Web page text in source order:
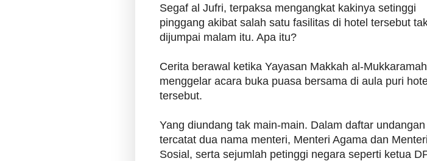
Segaf al Jufri, terpaksa mengangkat kakinya setinggi
pinggang akibat salah satu fasilitas di hotel tersebut
dijumpai malam itu. Apa itu?
Cerita berawal ketika Yayasan Makkah al-Mukkaramah
menggelar acara buka puasa bersama di aula puri
tersebut.
Yang diundang tak main-main. Dalam daftar undangan
tercatat dua nama menteri, Menteri Agama dan Menteri
Sosial, serta sejumlah petinggi negara seperti ketua